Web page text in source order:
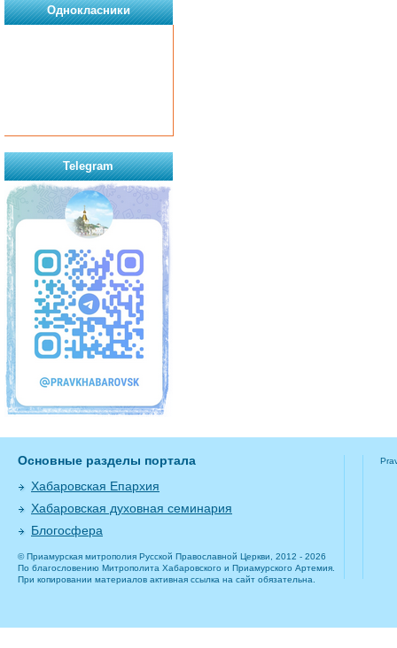
Однокласники
Telegram
Основные разделы портала
Хабаровская Епархия
Хабаровская духовная семинария
Блогосфера
© Приамурская митрополия Русской Православной Церкви, 2012 - 2026
По благословению Митрополита Хабаровского и Приамурского Артемия.
При копировании материалов активная ссылка на сайт обязательна.